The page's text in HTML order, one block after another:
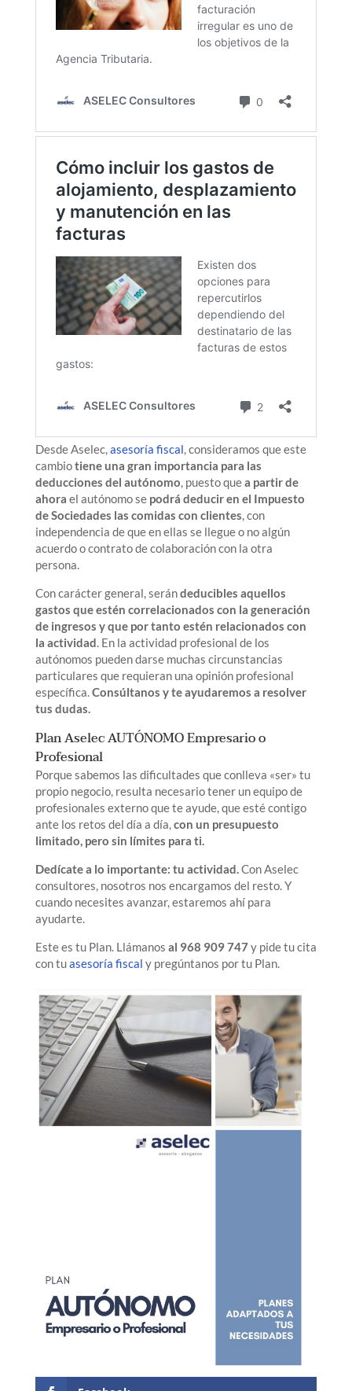
Desde Aselec,asesoría fiscal, consideramos que este
cambiotiene una gran importancia para las
deducciones del autónomo, puesto quea partir de
ahora el autónomo se podrá deducir en el Impuesto
de Sociedades las comidas con clientes, con
independencia de que en ellas se llegue o no algún
acuerdo o contrato de colaboración con la otra
persona.
Con carácter general, serándeducibles aquellos
gastos que estén correlacionados con la generación
de ingresos y que por tanto estén relacionados con
la actividad. En la actividad profesional de los
autónomos pueden darse muchas circunstancias
particulares que requieran una opinión profesional
específica.Consúltanos y te ayudaremos a resolver
tus dudas.
Plan Aselec AUTÓNOMO Empresario o
Profesional
Porque sabemos las dificultades que conlleva «ser» tu
propio negocio, resulta necesario tener un equipo de
profesionales externo que te ayude, que esté contigo
ante los retos del día a día,con un presupuesto
limitado, pero sin límites para ti.
Dedícate a lo importante: tu actividad.Con Aselec
consultores, nosotros nos encargamos del resto. Y
cuando necesites avanzar, estaremos ahí para
ayudarte.
Este es tu Plan. Llámanos al 968 909 747y pide tu cita
con tuasesoría fiscal y pregúntanos por tu Plan.